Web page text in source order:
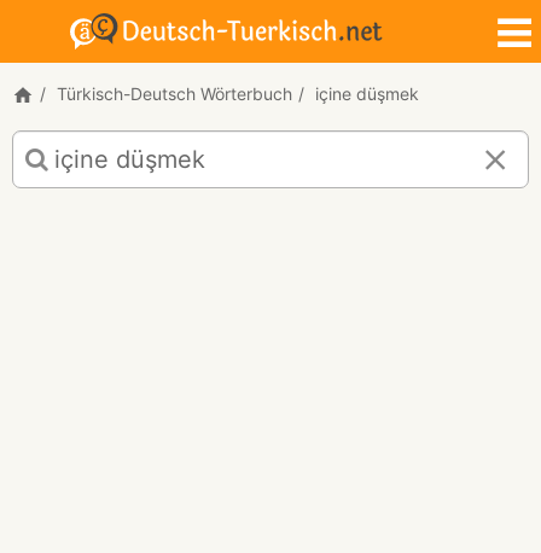
Türkisch-Deutsch Wörterbuch içine düşmek
Türkisch-
Deutsch
Übersetzung